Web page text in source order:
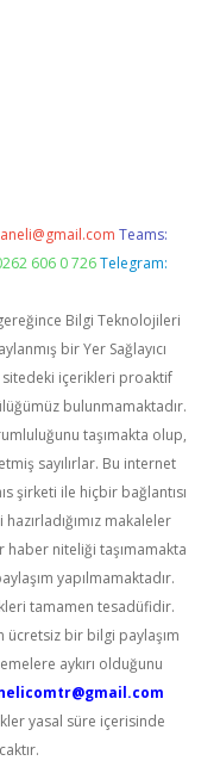
Teams:
606 0 726 Telegram:
Bilgi Teknolojileri
bir Yer Sağlayıcı
içerikleri proaktif
bulunmamaktadır.
taşımakta olup,
sayılırlar. Bu internet
şirketi ile hiçbir bağlantısı
makaleler
haber niteliği taşımamakta
yapılmamaktadır.
tamamen tesadüfidir.
ücretsiz bir bilgi paylaşım
aykırı olduğunu
yasal süre içerisinde